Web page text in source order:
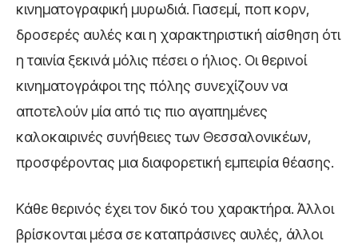
κινηματογραφική μυρωδιά. Γιασεμί, ποπ κορν,
δροσερές αυλές και η χαρακτηριστική αίσθηση ότι
η ταινία ξεκινά μόλις πέσει ο ήλιος. Οι θερινοί
κινηματογράφοι της πόλης συνεχίζουν να
αποτελούν μία από τις πιο αγαπημένες
καλοκαιρινές συνήθειες των Θεσσαλονικέων,
προσφέροντας μια διαφορετική εμπειρία θέασης.
Κάθε θερινός έχει τον δικό του χαρακτήρα. Άλλοι
βρίσκονται μέσα σε καταπράσινες αυλές, άλλοι